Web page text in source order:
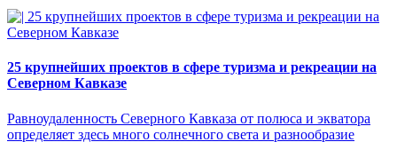
25 крупнейших проектов в сфере туризма и рекреации на
Северном Кавказе
Равноудаленность Северного Кавказа от полюса и экватора
определяет здесь много солнечного света и разнообразие